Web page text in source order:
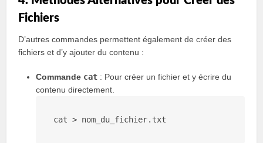
Fichiers
D’autres commandes permettent également de créer des
fichiers et d’y ajouter du contenu :
Commande cat : Pour créer un fichier et y écrire du
contenu directement.
cat > nom_du_fichier.txt